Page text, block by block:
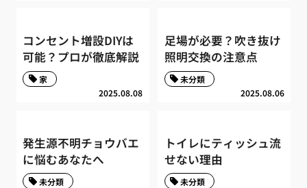
コンセント増設DIYは
可能？プロが徹底解説
2025.08.08
家
足場が必要？吹き抜け
照明交換の注意点
2025.08.06
未分類
発生源不明チョウバエ
に悩むあなたへ
未分類
トイレにティッシュ流
せない理由
未分類